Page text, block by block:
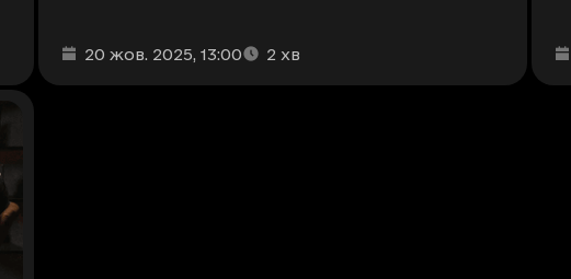
Дата та час публікації:
20 жов. 2025, 13:00
Час читання: 2 хв